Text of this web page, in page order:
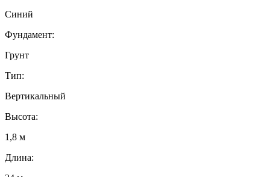
Синий
Фундамент:
Грунт
Тип:
Вертикальный
Высота:
1,8 м
Длина: